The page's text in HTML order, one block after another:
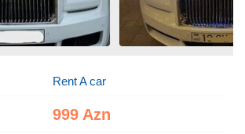
Rent A car
999 Azn